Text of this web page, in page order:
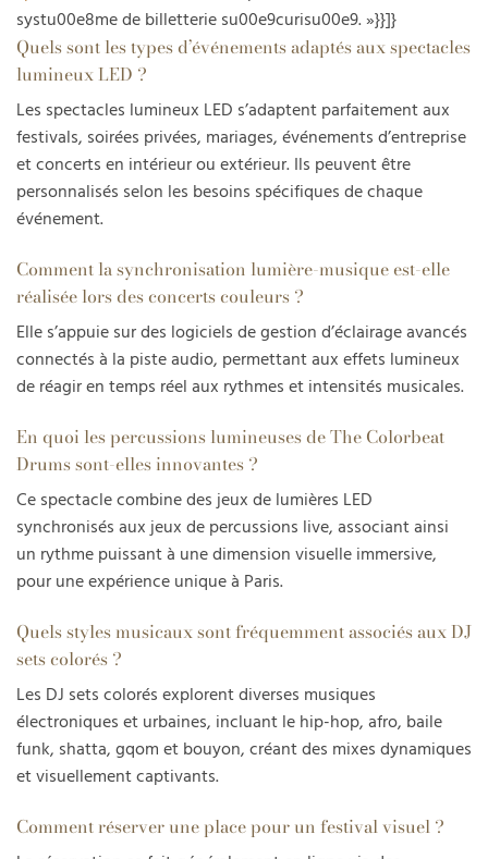
systu00e8me de billetterie su00e9curisu00e9. »}}]}
Quels sont les types d’événements adaptés aux spectacles
lumineux LED ?
Les spectacles lumineux LED s’adaptent parfaitement aux
festivals, soirées privées, mariages, événements d’entreprise
et concerts en intérieur ou extérieur. Ils peuvent être
personnalisés selon les besoins spécifiques de chaque
événement.
Comment la synchronisation lumière-musique est-elle
réalisée lors des concerts couleurs ?
Elle s’appuie sur des logiciels de gestion d’éclairage avancés
connectés à la piste audio, permettant aux effets lumineux
de réagir en temps réel aux rythmes et intensités musicales.
En quoi les percussions lumineuses de The Colorbeat
Drums sont-elles innovantes ?
Ce spectacle combine des jeux de lumières LED
synchronisés aux jeux de percussions live, associant ainsi
un rythme puissant à une dimension visuelle immersive,
pour une expérience unique à Paris.
Quels styles musicaux sont fréquemment associés aux DJ
sets colorés ?
Les DJ sets colorés explorent diverses musiques
électroniques et urbaines, incluant le hip-hop, afro, baile
funk, shatta, gqom et bouyon, créant des mixes dynamiques
et visuellement captivants.
Comment réserver une place pour un festival visuel ?